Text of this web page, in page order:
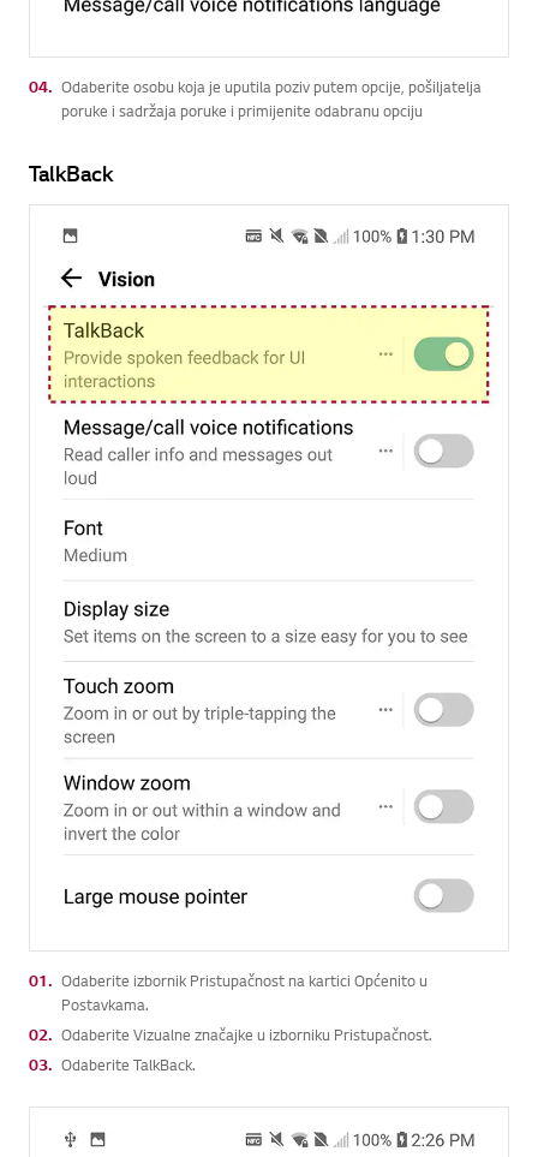
04. Odaberite osobu koja je uputila poziv putem opcije, pošiljatelja
poruke i sadržaja poruke i primijenite odabranu opciju
TalkBack
01. Odaberite izbornik Pristupačnost na kartici Općenito u
Postavkama.
02. Odaberite Vizualne značajke u izborniku Pristupačnost.
03. Odaberite TalkBack.